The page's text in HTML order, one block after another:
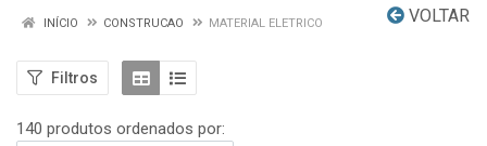
VOLTAR
INÍCIO CONSTRUCAO MATERIAL ELETRICO
Filtros
140 produtos ordenados por: